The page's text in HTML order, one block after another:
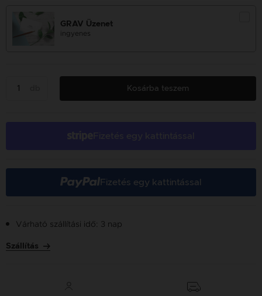
GRAV Üzenet
ingyenes
Kosárba teszem
Fizetés egy kattintással
Várható szállítási idő: 3 nap
Szállítás